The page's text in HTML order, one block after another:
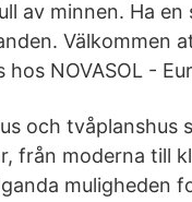
av minnen. Ha
Välkommen
hos NOVASOL -
och tvåplanshus
från moderna till
muligheden